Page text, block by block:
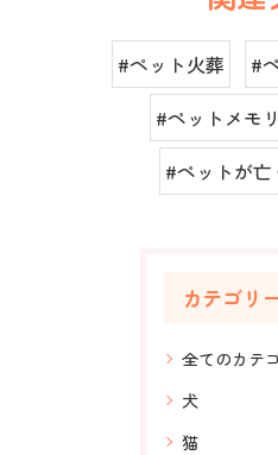
#ペット火葬
#
#ペットメモ
#ペットが亡
カテゴリ
全てのカテ
犬
猫